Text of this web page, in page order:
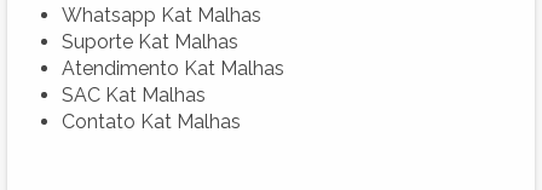
Whatsapp Kat Malhas
Suporte Kat Malhas
Atendimento Kat Malhas
SAC Kat Malhas
Contato Kat Malhas